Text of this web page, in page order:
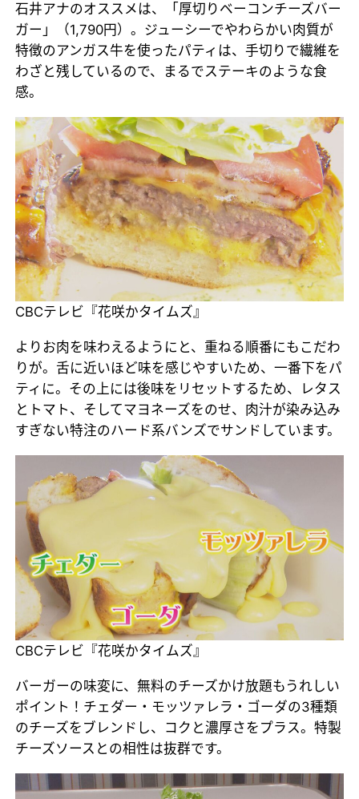
石井アナのオススメは、「厚切りベーコンチーズバー
ガー」（1,790円）。ジューシーでやわらかい肉質が
特徴のアンガス牛を使ったパティは、手切りで繊維を
わざと残しているので、まるでステーキのような食
感。
CBCテレビ『花咲かタイムズ』
よりお肉を味わえるようにと、重ねる順番にもこだわ
りが。舌に近いほど味を感じやすいため、一番下をパ
ティに。その上には後味をリセットするため、レタス
とトマト、そしてマヨネーズをのせ、肉汁が染み込み
すぎない特注のハード系バンズでサンドしています。
CBCテレビ『花咲かタイムズ』
バーガーの味変に、無料のチーズかけ放題もうれしい
ポイント！チェダー・モッツァレラ・ゴーダの3種類
のチーズをブレンドし、コクと濃厚さをプラス。特製
チーズソースとの相性は抜群です。